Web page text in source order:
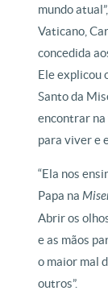
mundo
Vaticano,
concedida
Ele explicou
Santo da
encontrar na
para viver e
“Ela nos
Papa na
Abrir os
e as mãos
o maior mal
outros”.